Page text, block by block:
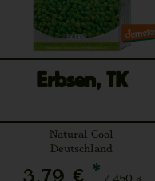
Erbsen, TK
Natural Cool
Deutschland
3,79 € *